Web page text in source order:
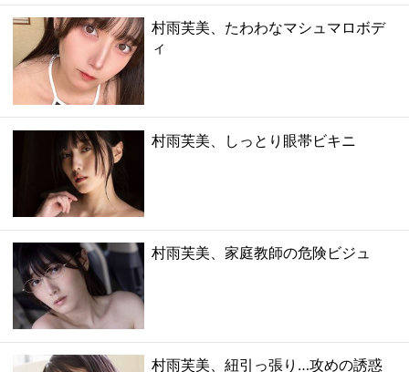
村雨芙美、たわわなマシュマロボデ
ィ
村雨芙美、しっとり眼帯ビキニ
村雨芙美、家庭教師の危険ビジュ
村雨芙美、紐引っ張り…攻めの誘惑